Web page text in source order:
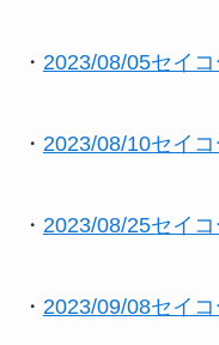
・ 2023/08/05セイ
・ 2023/08/10セイ
・ 2023/08/25セイ
・ 2023/09/08セイ